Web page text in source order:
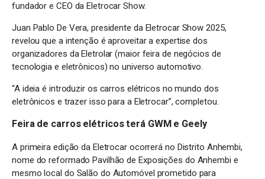
fundador e CEO da Eletrocar Show.
Juan Pablo De Vera, presidente da Eletrocar Show 2025,
revelou que a intenção é aproveitar a expertise dos
organizadores da Eletrolar (maior feira de negócios de
tecnologia e eletrônicos) no universo automotivo.
“A ideia é introduzir os carros elétricos no mundo dos
eletrônicos e trazer isso para a Eletrocar”, completou.
Feira de carros elétricos terá GWM e Geely
A primeira edição da Eletrocar ocorrerá no Distrito Anhembi,
nome do reformado Pavilhão de Exposições do Anhembi e
mesmo local do Salão do Automóvel prometido para